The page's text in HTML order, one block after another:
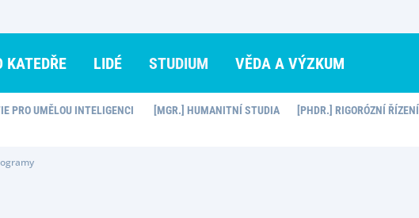
KATEDŘE LIDÉ STUDIUM VĚDA A VÝZKUM
PRO UMĚLOU INTELIGENCI [MGR.] HUMANITNÍ STUDIA [PHDR.] RIGORÓZNÍ ŘÍZENÍ